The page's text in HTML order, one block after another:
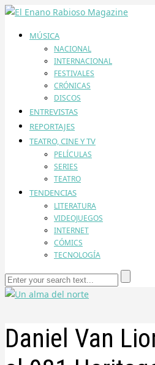
MÚSICA
NACIONAL
INTERNACIONAL
FESTIVALES
CRÓNICAS
DISCOS
ENTREVISTAS
REPORTAJES
TEATRO, CINE Y TV
PELÍCULAS
SERIES
TEATRO
TENDENCIAS
LITERATURA
VIDEOJUEGOS
INTERNET
CÓMICS
TECNOLOGÍA
Daniel Van